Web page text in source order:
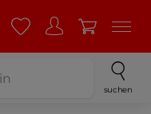
suchen